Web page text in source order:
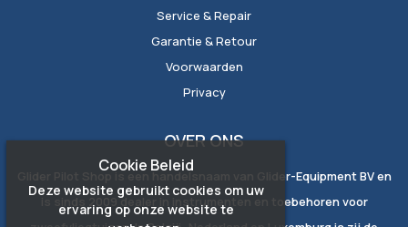
Service & Repair
Garantie & Retour
Voorwaarden
Privacy
OVER ONS
Glider Pilot Shop is een handelsnaam van Glider-Equipment BV en
is sinds 2009 dealer in instrumenten en toebehoren voor
Cookie Beleid
Deze website gebruikt cookies om uw
ervaring op onze website te